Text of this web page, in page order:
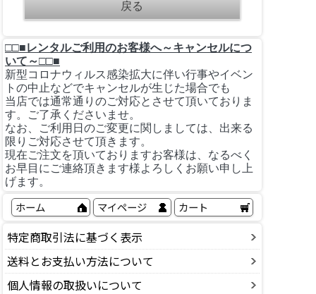
□□■レンタルご利用のお客様へ～キャンセルにつ
いて～□□■
新型コロナウィルス感染拡大に伴い行事やイベン
トの中止などでキャンセルが生じた場合でも
当店では通常通りのご対応とさせて頂いておりま
す。ご了承くださいませ。
なお、ご利用日のご変更に関しましては、出来る
限りご対応させて頂きます。
現在ご注文を頂いておりますお客様は、なるべく
お早目にご連絡頂きます様よろしくお願い申し上
げます。
ホーム マイページ カート
特定商取引法に基づく表示
送料とお支払い方法について
個人情報の取扱いについて